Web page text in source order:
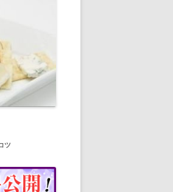
ツ